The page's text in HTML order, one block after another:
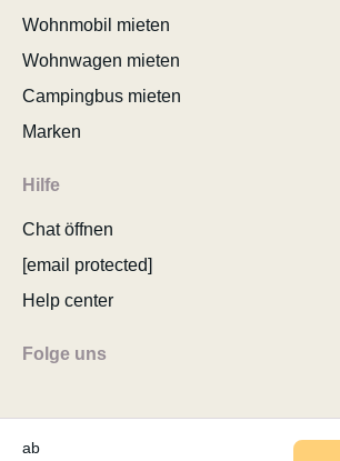
ab
Wohnmobil mieten
Wohnwagen mieten
Campingbus mieten
Marken
Hilfe
Chat öffnen
[email protected]
Help center
Folge uns